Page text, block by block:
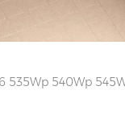
535Wp 540Wp